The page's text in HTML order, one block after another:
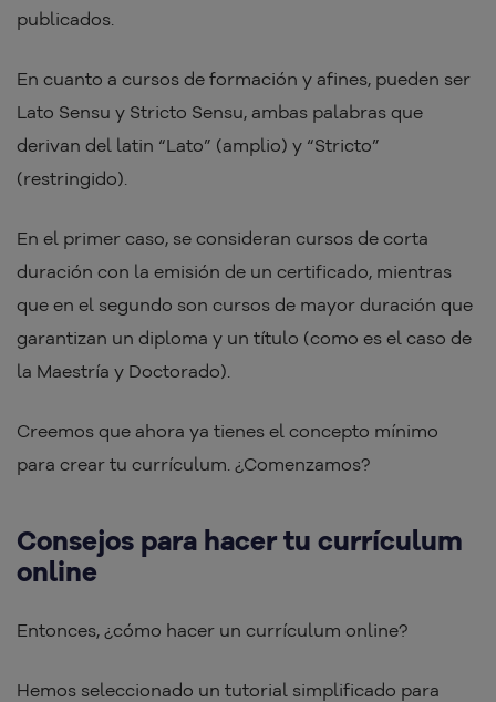
publicados.
En cuanto a cursos de formación y afines, pueden ser
Lato Sensu y Stricto Sensu, ambas palabras que
derivan del latin “Lato” (amplio) y “Stricto”
(restringido).
En el primer caso, se consideran cursos de corta
duración con la emisión de un certificado, mientras
que en el segundo son cursos de mayor duración que
garantizan un diploma y un título (como es el caso de
la Maestría y Doctorado).
Creemos que ahora ya tienes el concepto mínimo
para crear tu currículum. ¿Comenzamos?
Consejos para hacer tu currículum
online
Entonces, ¿cómo hacer un currículum online?
Hemos seleccionado un tutorial simplificado para